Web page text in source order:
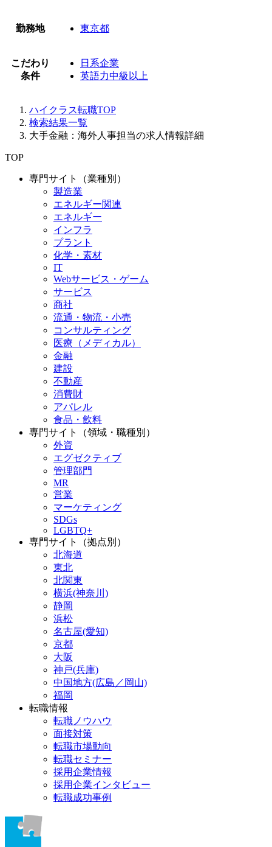
勤務地 東京都
こだわり
条件
日系企業
英語力中級以上
ハイクラス転職TOP
検索結果一覧
大手金融：海外人事担当の求人情報詳細
TOP
専門サイト（業種別）
製造業
エネルギー関連
エネルギー
インフラ
プラント
化学・素材
IT
Webサービス・ゲーム
サービス
商社
流通・物流・小売
コンサルティング
医療（メディカル）
金融
建設
不動産
消費財
アパレル
食品・飲料
専門サイト（領域・職種別）
外資
エグゼクティブ
管理部門
MR
営業
マーケティング
SDGs
LGBTQ+
専門サイト（拠点別）
北海道
東北
北関東
横浜(神奈川)
静岡
浜松
名古屋(愛知)
京都
大阪
神戸(兵庫)
中国地方(広島／岡山)
福岡
転職情報
転職ノウハウ
面接対策
転職市場動向
転職セミナー
採用企業情報
採用企業インタビュー
転職成功事例